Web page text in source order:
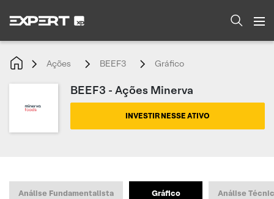
Ações BEEF3 Gráfico
BEEF3 - Ações Minerva
INVESTIR NESSE ATIVO
Análise Fundamentalista Gráfico Análise